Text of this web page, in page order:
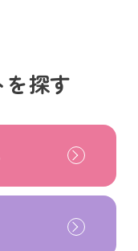
探す